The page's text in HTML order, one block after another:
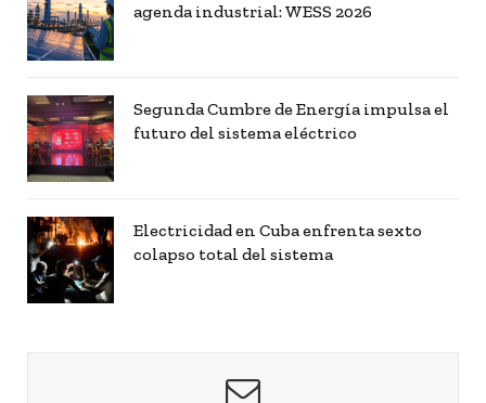
agenda industrial: WESS 2026
Segunda Cumbre de Energía impulsa el
futuro del sistema eléctrico
Electricidad en Cuba enfrenta sexto
colapso total del sistema